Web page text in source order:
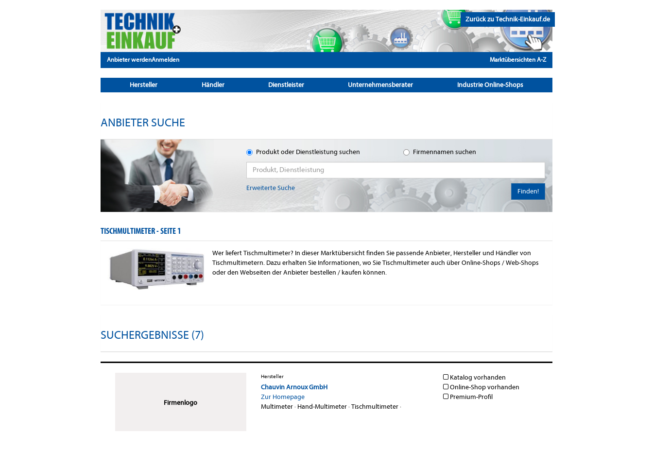
Zurück zu Technik-Einkauf.de
Anbieter werdenAnmelden Marktübersichten A-Z
Hersteller Händler Dienstleister Unternehmensberater Industrie Online-Shops
ANBIETER SUCHE
Produkt oder Dienstleistung suchen Firmennamen suchen
Erweiterte Suche Finden!
TISCHMULTIMETER -SEITE 1
Wer liefert Tischmultimeter? In dieser Marktübersicht finden Sie passende Anbieter, Hersteller und Händler von
Tischmultimetern. Dazu erhalten Sie Informationen, wo Sie Tischmultimeter auch über Online-Shops / Web-Shops
oder den Webseiten der Anbieter bestellen / kaufen können.
SUCHERGEBNISSE (7)
Firmenlogo
Hersteller
Chauvin Arnoux GmbH
Zur Homepage
Multimeter· Hand-Multimeter·Tischmultimeter·
Katalog vorhanden
Online-Shop vorhanden
Premium-Profil